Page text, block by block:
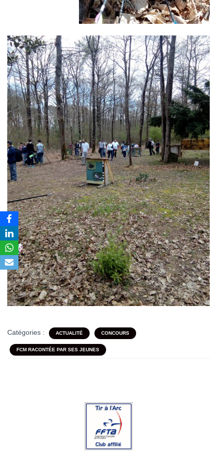
Catégories : ACTUALITÉ CONCOURS
FCM RACONTÉE PAR SES JEUNES